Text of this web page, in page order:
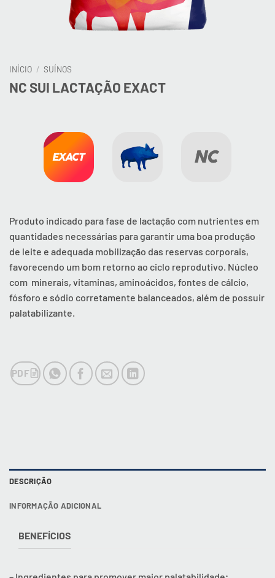
INÍCIO / SUÍNOS
NC SUI LACTAÇÃO EXACT
Produto indicado para fase de lactação com nutrientes em
quantidades necessárias para garantir uma boa produção
de leite e adequada mobilização das reservas corporais,
favorecendo um bom retorno ao ciclo reprodutivo. Núcleo
com minerais, vitaminas, aminoácidos, fontes de cálcio,
fósforo e sódio corretamente balanceados, além de possuir
palatabilizante.
PDF
DESCRIÇÃO
INFORMAÇÃO ADICIONAL
BENEFÍCIOS